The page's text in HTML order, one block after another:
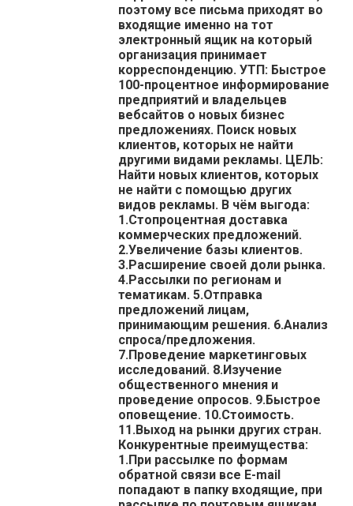
поэтому все письма приходят во
входящие именно на тот
электронный ящик на который
организация принимает
корреспонденцию. УТП: Быстрое
100-процентное информирование
предприятий и владельцев
вебсайтов о новых бизнес
предложениях. Поиск новых
клиентов, которых не найти
другими видами рекламы. ЦЕЛЬ:
Найти новых клиентов, которых
не найти с помощью других
видов рекламы. В чём выгода:
1.Стопроцентная доставка
коммерческих предложений.
2.Увеличение базы клиентов.
3.Расширение своей доли рынка.
4.Рассылки по регионам и
тематикам. 5.Отправка
предложений лицам,
принимающим решения. 6.Анализ
спроса/предложения.
7.Проведение маркетинговых
исследований. 8.Изучение
общественного мнения и
проведение опросов. 9.Быстрое
оповещение. 10.Стоимость.
11.Выход на рынки других стран.
Конкурентные преимущества:
1.При рассылке по формам
обратной связи все E-mail
попадают в папку входящие, при